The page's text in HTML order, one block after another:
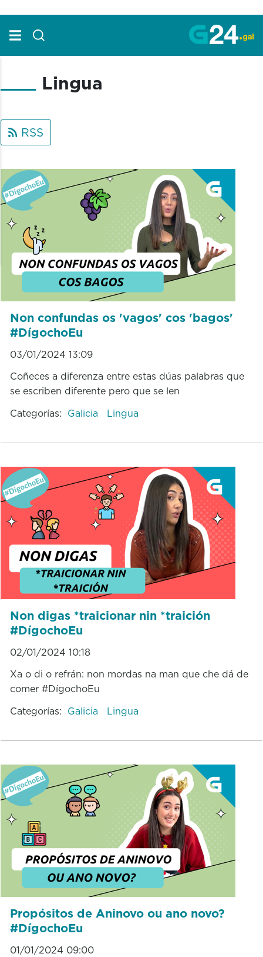
Lingua
RSS
Non confundas os 'vagos' cos 'bagos'
#DígochoEu
03/01/2024 13:09
Coñeces a diferenza entre estas dúas palabras que
se escriben diferente pero que se len
Categorías: Galicia Lingua
Non digas *traicionar nin *traición
#DígochoEu
02/01/2024 10:18
Xa o di o refrán: non mordas na man que che dá de
comer #DígochoEu
Categorías: Galicia Lingua
Propósitos de Aninovo ou ano novo?
#DígochoEu
01/01/2024 09:00